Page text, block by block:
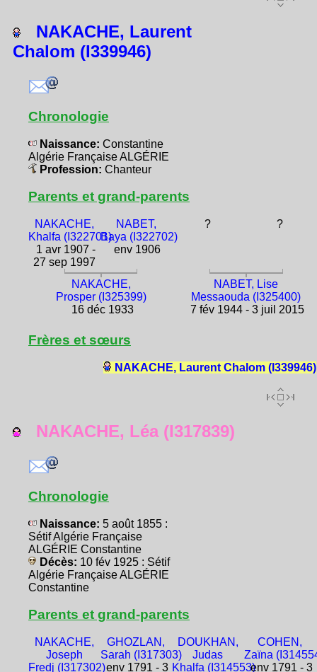
NAKACHE, Laurent
Chalom (I339946)
Chronologie
Naissance: Constantine
Algérie Française ALGÉRIE
Profession: Chanteur
Parents et grand-parents
NAKACHE,
Khalfa (I322701)
1 avr 1907 -
27 sep 1997
NABET,
Baya (I322702)
env 1906
? ?
NAKACHE,
Prosper (I325399)
16 déc 1933
NABET, Lise
Messaouda (I325400)
7 fév 1944 - 3 juil 2015
Frères et sœurs
NAKACHE, Laurent Chalom (I339946)
NAKACHE, Léa (I317839)
Chronologie
Naissance: 5 août 1855 :
Sétif Algérie Française
ALGÉRIE Constantine
Décès: 10 fév 1925 : Sétif
Algérie Française ALGÉRIE
Constantine
Parents et grand-parents
NAKACHE,
Joseph
Fredj (I317302)
GHOZLAN,
Sarah (I317303)
env 1791 - 3
DOUKHAN,
Judas
Khalfa (I314553)
COHEN,
Zaïna
env 1791 - 3